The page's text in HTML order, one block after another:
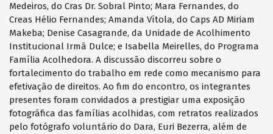
Medeiros, do Cras Dr. Sobral Pinto; Mara Fernandes, do
Creas Hélio Fernandes; Amanda Vítola, do Caps AD Miriam
Makeba; Denise Casagrande, da Unidade de Acolhimento
Institucional Irmã Dulce; e Isabella Meirelles, do Programa
Família Acolhedora. A discussão discorreu sobre o
fortalecimento do trabalho em rede como mecanismo para
efetivação de direitos. Ao fim do encontro, os integrantes
presentes foram convidados a prestigiar uma exposição
fotográfica das famílias acolhidas, com retratos realizados
pelo fotógrafo voluntário do Dara, Euri Bezerra, além de